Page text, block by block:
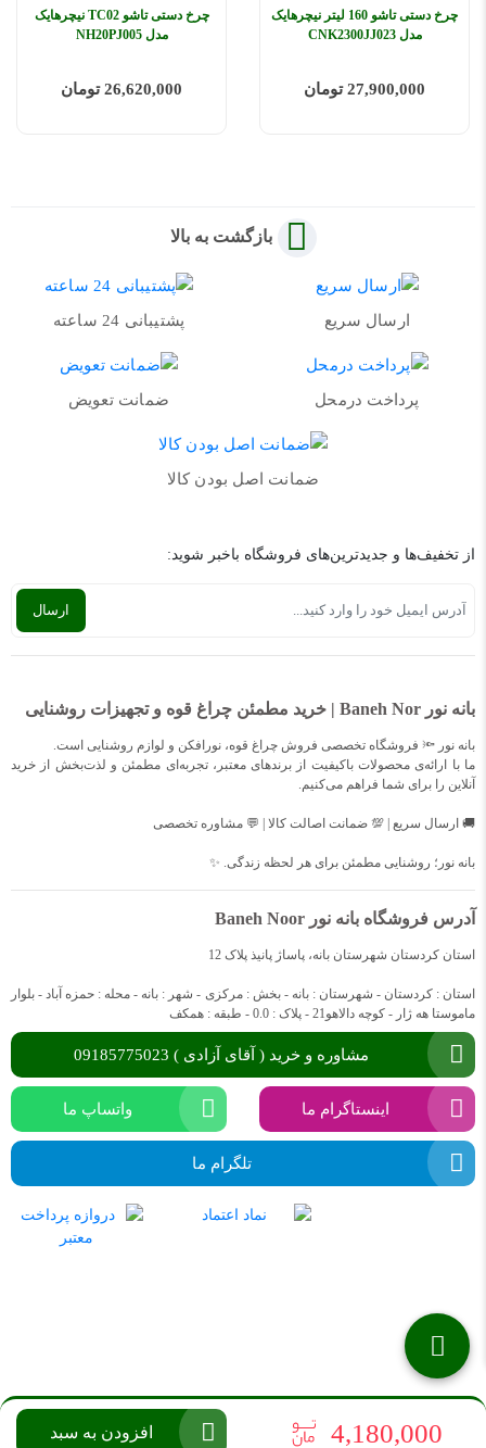
چرخ دستی تاشو 160 لیتر نیچرهایک
مدل CNK2300JJ023
27,900,000 تومان
چرخ دستی تاشو TC02 نیچرهایک
مدل NH20PJ005
26,620,000 تومان
بازگشت به بالا
ارسال سریع پشتیبانی 24 ساعته
پرداخت درمحل ضمانت تعویض
ضمانت اصل بودن کالا
از تخفیف‌ها و جدیدترین‌های فروشگاه باخبر شوید:
بانه نور Baneh Nor | خرید مطمئن چراغ قوه و تجهیزات روشنایی
بانه نور 🔦 فروشگاه تخصصی فروش چراغ قوه، نورافکن و لوازم روشنایی است.
ما با ارائه‌ی محصولات باکیفیت از برندهای معتبر، تجربه‌ای مطمئن و لذت‌بخش از خرید
آنلاین را برای شما فراهم می‌کنیم.
🚚 ارسال سریع | 💯 ضمانت اصالت کالا | 💬 مشاوره تخصصی
بانه نور؛ روشنایی مطمئن برای هر لحظه زندگی. ✨
آدرس فروشگاه بانه نور Baneh Noor
استان کردستان شهرستان بانه، پاساژ پانیذ پلاک 12
استان : کردستان - شهرستان : بانه - بخش : مرکزی - شهر : بانه - محله : حمزه آباد - بلوار
ماموستا هه ژار - کوچه دالاهو21 - پلاک : 0.0 - طبقه : همکف
مشاوره و خرید ( آقای آزادی ) 09185775023
اینستاگرام ما واتساپ ما
تلگرام ما
4,180,000 افزودن به سبد